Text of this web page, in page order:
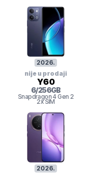
2026.
nije u prodaji
Y60
6/256GB
Snapdragon 4 Gen 2
2x SIM
2026.